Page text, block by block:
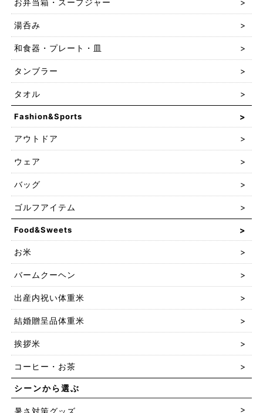
湯呑み
和食器・プレート・皿
タンブラー
タオル
Fashion&Sports
アウトドア
ウェア
バッグ
ゴルフアイテム
Food&Sweets
お米
バームクーヘン
出産内祝い体重米
結婚贈呈品体重米
挨拶米
コーヒー・お茶
シーンから選ぶ
暑さ対策グッズ